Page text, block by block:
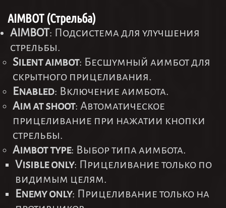
AIMBOT (Стрельба)
AIMBOT: Подсистема для улучшения
стрельбы.
Silent aimbot: Бесшумный аимбот для
скрытного прицеливания.
Enabled: Включение аимбота.
Aim at shoot: Автоматическое
прицеливание при нажатии кнопки
стрельбы.
Aimbot type: Выбор типа аимбота.
Visible only: Прицеливание только по
видимым целям.
Enemy only: Прицеливание только на